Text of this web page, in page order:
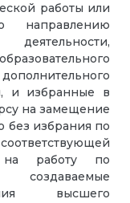
работы или
направлению
и избранные в
на замещение
без избрания по
работу по
высшего